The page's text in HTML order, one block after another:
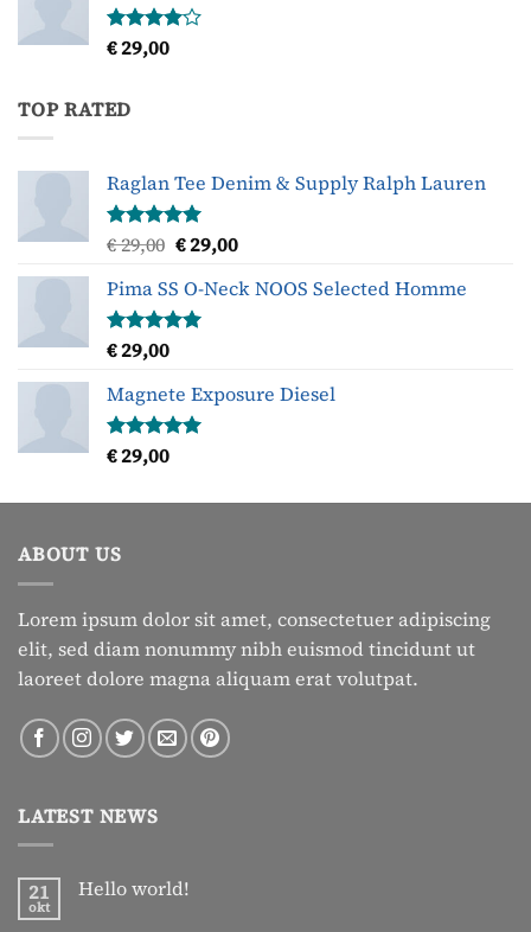
Gewaardeerd
uit
€29,00
TOP RATED
Raglan Tee Denim & Supply Ralph Lauren
Gewaardeerd
uit 5
€29,00 Oorspronkelijke
was:
€ 29,00.
€29,00Huidige
is:
Pima SS O-Neck NOOS Selected Homme
Gewaardeerd
uit 5
€29,00
Magnete Exposure Diesel
Gewaardeerd
uit 5
€29,00
ABOUT US
Lorem ipsum dolor sit amet, consectetuer adipiscing
elit, sed diam nonummy nibh euismod tincidunt ut
laoreet dolore magna aliquam erat volutpat.
LATEST NEWS
21
okt
Hello world!